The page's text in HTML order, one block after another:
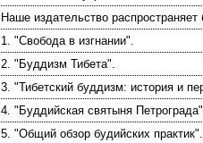
Наше издательство
1. "Свобода в изгнании".
2. "Буддизм Тибета".
3. "Тибетский буддизм: история и
4. "Буддийская святыня
5. "Общий обзор будийских практик".